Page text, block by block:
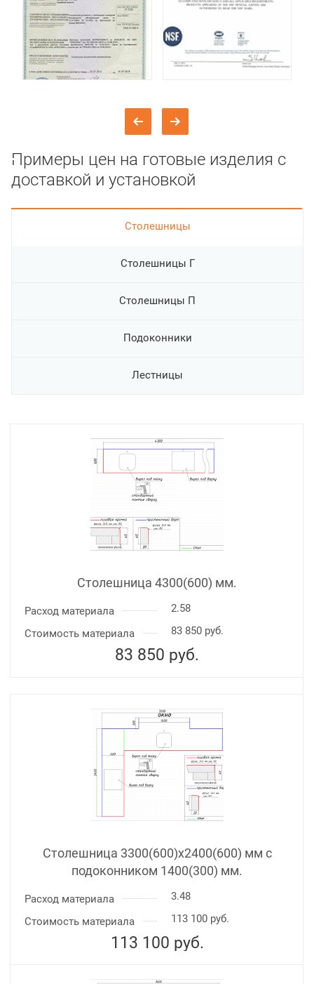
Примеры цен на готовые изделия с
доставкой и установкой
Cтолешницы
Столешницы Г
Столешницы П
Подоконники
Лестницы
Столешница 4300(600) мм.
Расход материала
2.58
Стоимость материала
83 850 руб.
83 850 руб.
Столешница 3300(600)х2400(600) мм с
подоконником 1400(300) мм.
Расход материала
3.48
Стоимость материала
113 100 руб.
113 100 руб.